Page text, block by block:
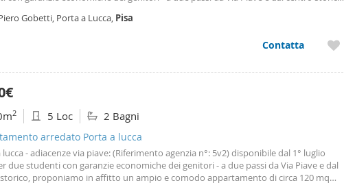
postoautoe cantina
Gobetti, Porta a Lucca, Pisa
Contatta
2 5 Loc 2 Bagni
arredato Porta a lucca
lucca - adiacenze via piave: (Riferimento agenzia n°: 5v2) disponibile dal 1° luglio
due studenti con garanzie economiche dei genitori - a due passi da Via Piave e dal
proponiamo in affitto un ampio e comodo appartamento di circa 120 mq